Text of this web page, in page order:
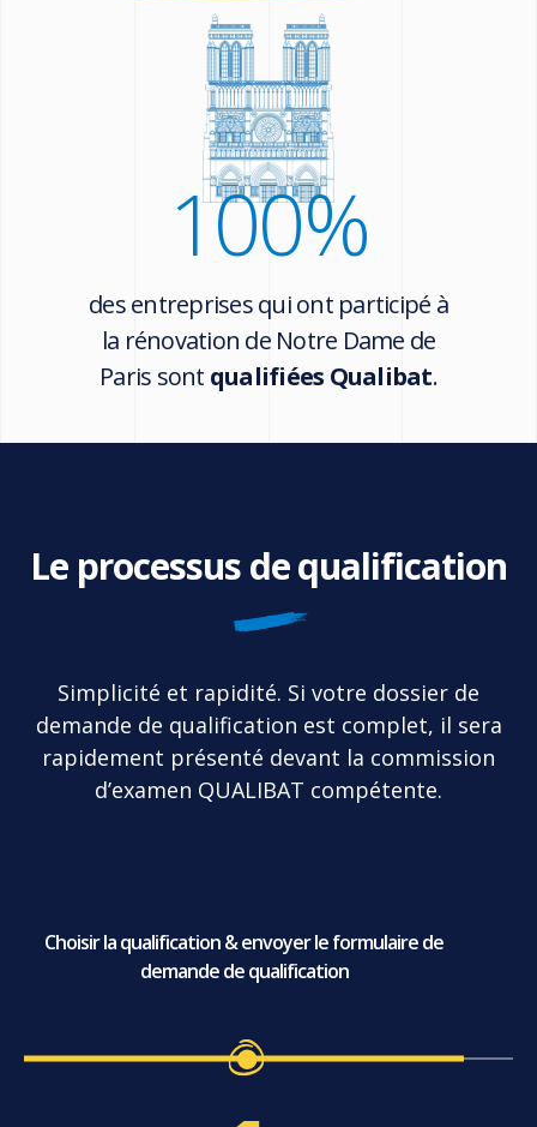
100%
des entreprises qui ont participé à
la rénovation de Notre Dame de
Paris sont qualifiées Qualibat.
Le processus de qualification
Simplicité et rapidité. Si votre dossier de
demande de qualification est complet, il sera
rapidement présenté devant la commission
d’examen QUALIBAT compétente.
Choisir la qualification & envoyer le formulaire de
demande de qualification